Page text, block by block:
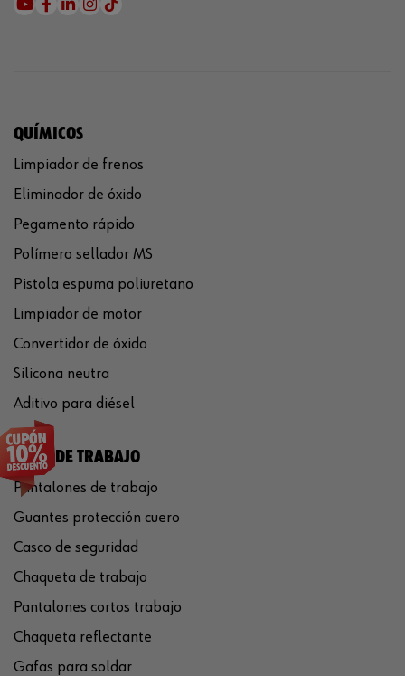
QUÍMICOS
Limpiador de frenos
Eliminador de óxido
Pegamento rápido
Polímero sellador MS
Pistola espuma poliuretano
Limpiador de motor
Convertidor de óxido
Silicona neutra
Aditivo para diésel
ROPA DE TRABAJO
Pantalones de trabajo
Guantes protección cuero
Casco de seguridad
Chaqueta de trabajo
Pantalones cortos trabajo
Chaqueta reflectante
Gafas para soldar